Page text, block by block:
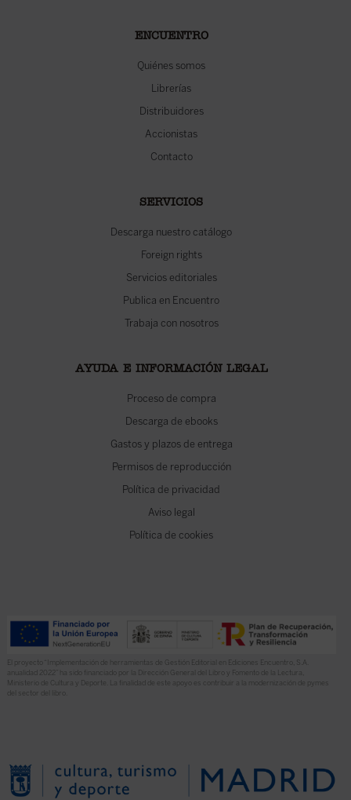
ENCUENTRO
Quiénes somos
Librerías
Distribuidores
Accionistas
Contacto
SERVICIOS
Descarga nuestro catálogo
Foreign rights
Servicios editoriales
Publica en Encuentro
Trabaja con nosotros
AYUDA E INFORMACIÓN LEGAL
Proceso de compra
Descarga de ebooks
Gastos y plazos de entrega
Permisos de reproducción
Política de privacidad
Aviso legal
Política de cookies
El proyecto “Implementación de herramientas de Gestión Editorial en Ediciones Encuentro, S.A.
anualidad 2022” ha sido financiado por la Dirección General del Libro y Fomento de la Lectura,
Ministerio de Cultura y Deporte. La finalidad de este apoyo es contribuir a la modernización de pymes
del sector del libro.